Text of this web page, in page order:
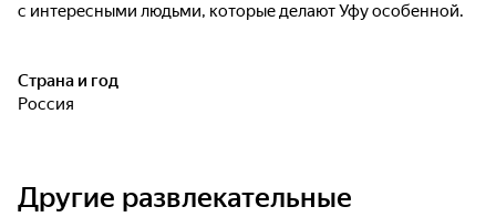
с интересными людьми, которые делают Уфу особенной.
Страна и год
Россия
Другие развлекательные